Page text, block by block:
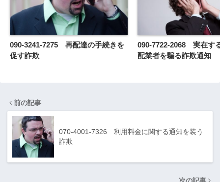
090-3241-7275 再配達の手続きを
促す詐欺
090-7722-2068 実在す
配業者を騙る詐欺通知
前の記事
070-4001-7326 利用料金に関する通知を装う
詐欺